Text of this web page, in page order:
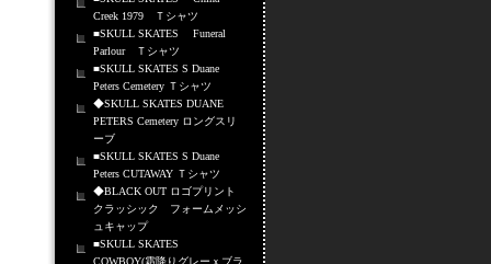
Creek 1979 Ｔシャツ
■SKULL SKATES Funeral
Parlour Ｔシャツ
■SKULL SKATES S Duane
Peters Cemetery Ｔシャツ
◆SKULL SKATES DUANE
PETERS Cemetery ロングスリ
ーブ
■SKULL SKATES S Duane
Peters CUTAWAY Ｔシャツ
◆BLACK OUT ロゴプリント
クラッシック フォームメッシ
ュキャップ
■SKULL SKATES
COWBOY(霜降りグレーｘブラ